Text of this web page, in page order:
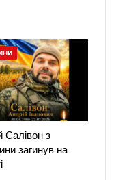
Салівон з
загинув на